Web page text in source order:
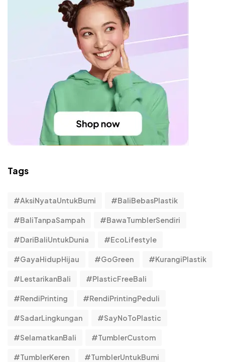
Tags
#AksiNyataUntukBumi #BaliBebasPlastik
#BaliTanpaSampah #BawaTumblerSendiri
#DariBaliUntukDunia #EcoLifestyle
#GayaHidupHijau #GoGreen #KurangiPlastik
#LestarikanBali #PlasticFreeBali
#RendiPrinting #RendiPrintingPeduli
#SadarLingkungan #SayNoToPlastic
#SelamatkanBali #TumblerCustom
#TumblerKeren #TumblerUntukBumi